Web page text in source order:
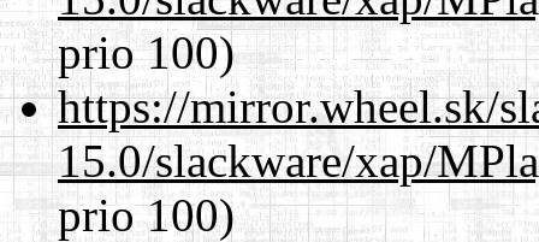
prio 100)
https://mirror.wheel.sk/
15.0/slackware/xap/
prio 100)